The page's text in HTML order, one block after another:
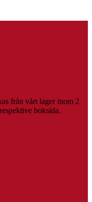
från vårt lager inom 2
boksida.